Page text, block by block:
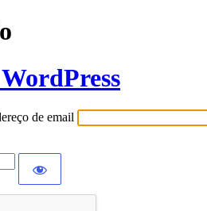
de email